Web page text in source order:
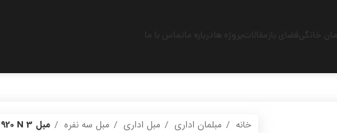
خانگی فضای باز مقالات پروژه ها
خانه مبلمان اداری مبل اداری مبل سه نفره مبل Sh^S 920 N 3^سه نفره